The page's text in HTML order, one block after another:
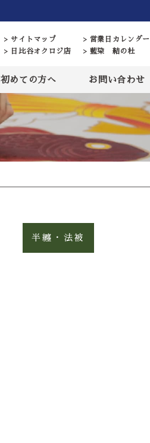
> サイトマップ
> 営業日カレンダー
> 日比谷オクロジ店
> 藍染 結の杜
初めての方へ お問い合わせ
半纏・法被